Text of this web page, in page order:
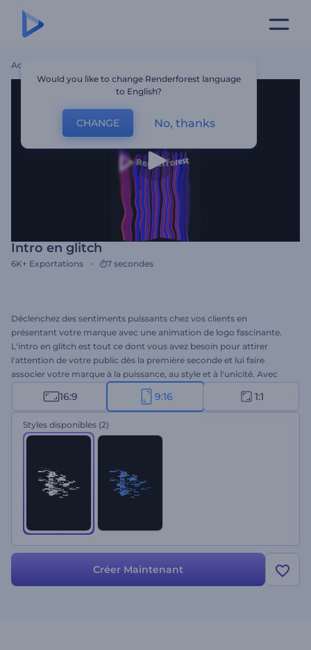
Accueil
Intro en glitch
6K+ Exportations 7 secondes
Déclenchez des sentiments puissants chez vos clients en
présentant votre marque avec une animation de logo fascinante.
L'intro en glitch est tout ce dont vous avez besoin pour attirer
l'attention de votre public dès la première seconde et lui faire
associer votre marque à la puissance, au style et à l'unicité. Avec
une combinaison unique d'effets de glitch, de textures en détresse
et de visuels énergiques, cette intro créera à coup sûr une
perception puissante de votre marque. Prenez une minute pour
télécharger votre logo, et écrivez le nom de votre marque et le
aux ouvertures de chaînes de jeux, aux teasers d'événements, aux
ouvertures de présentations cyberpunk, et à bien d'autres choses
encore. Essayez-le maintenant !
16:9 9:16 1:1
Styles disponibles (2)
Créer Maintenant
Would you like to change Renderforest language
to English?
CHANGE No, thanks